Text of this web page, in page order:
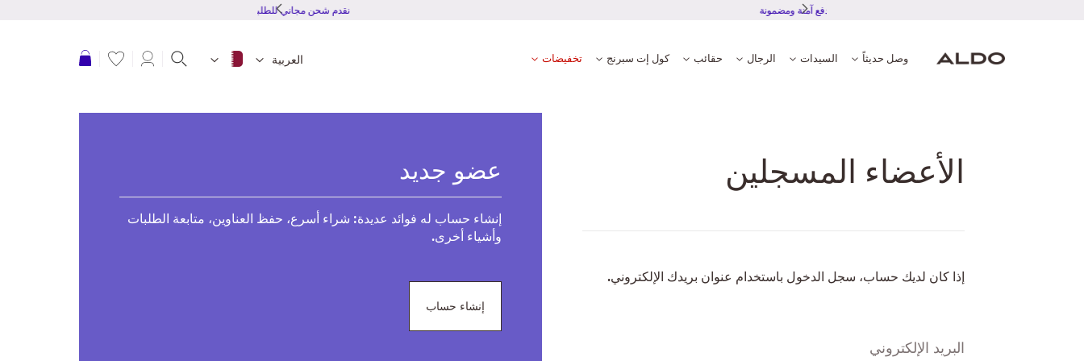
نقدم شحن مجاني للطلبات بقمية 150 ريال قطرى أو أكثر تجربة دفع آمنة ومضمونة
وصل حديثاً السيدات الرجال حقائب كول إت سبرنج تخفيضات العربية عربة التسوق
الأعضاء المسجلين
إذا كان لديك حساب، سجل الدخول باستخدام عنوان بريدك الإلكتروني.
البريد الإلكتروني
عضو جديد
إنشاء حساب له فوائد عديدة: شراء أسرع، حفظ العناوين، متابعة الطلبات
وأشياء أخرى.
إنشاء حساب